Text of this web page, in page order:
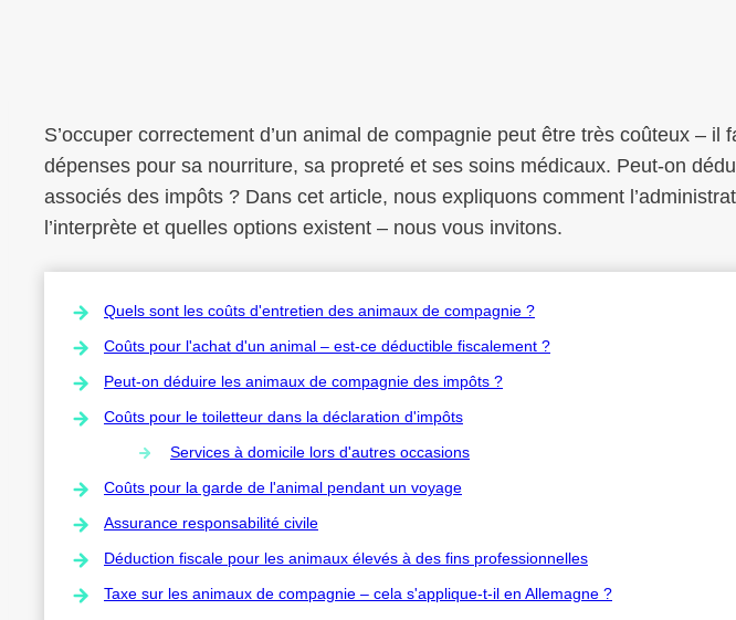
S’occuper correctement d’un animal de compagnie peut être très coûteux – il
dépenses pour sa nourriture, sa propreté et ses soins médicaux. Peut-on
associés des impôts ? Dans cet article, nous expliquons comment
l’interprète et quelles options existent – nous vous invitons.
Quels sont les coûts d'entretien des animaux de compagnie ?
Coûts pour l'achat d'un animal – est-ce déductible fiscalement ?
Peut-on déduire les animaux de compagnie des impôts ?
Coûts pour le toiletteur dans la déclaration d'impôts
Services à domicile lors d'autres occasions
Coûts pour la garde de l'animal pendant un voyage
Assurance responsabilité civile
Déduction fiscale pour les animaux élevés à des fins professionnelles
Taxe sur les animaux de compagnie – cela s'applique-t-il en Allemagne ?